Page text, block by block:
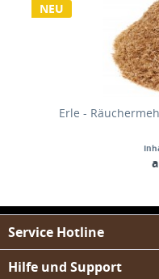
NEU
Erle -
Service Hotline
Hilfe und Support